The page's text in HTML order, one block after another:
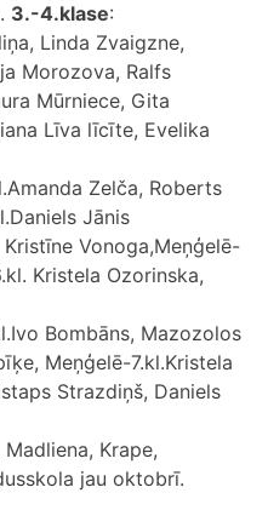
3.-4.klase:
Linda Zvaigzne,
Morozova, Ralfs
Mūrniece, Gita
Līva līcīte, Evelika
Zelča, Roberts
Jānis
Vonoga,Meņģelē-
Kristela Ozorinska,
Bombāns, Mazozolos
Meņģelē-7.kl.Kristela
Strazdiņš, Daniels
Krape,
jau oktobrī.